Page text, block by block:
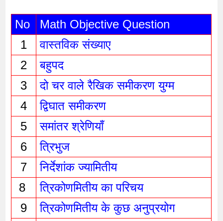
No
Math Objective Question
1
वास्तविक संख्याए
2
बहुपद
3
दो चर वाले रैखिक समीकरण युग्म
4
द्विघात समीकरण
5
समांतर श्रेणियाँ
6
त्रिभुज
7
निर्देशांक ज्यामितीय
8
त्रिकोणमितीय का परिचय
9
त्रिकोणमितीय के कुछ अनुप्रयोग